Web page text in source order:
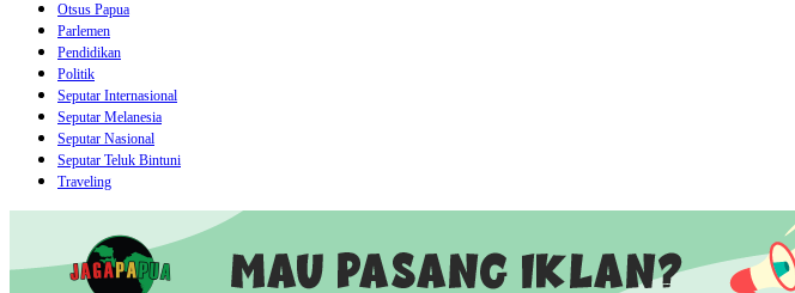
Otsus Papua
Parlemen
Pendidikan
Politik
Seputar Internasional
Seputar Melanesia
Seputar Nasional
Seputar Teluk Bintuni
Traveling